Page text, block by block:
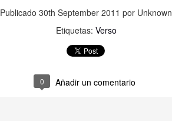
Publicado 30th September 2011 por Unknown
Etiquetas: Verso
0 Añadir un comentario